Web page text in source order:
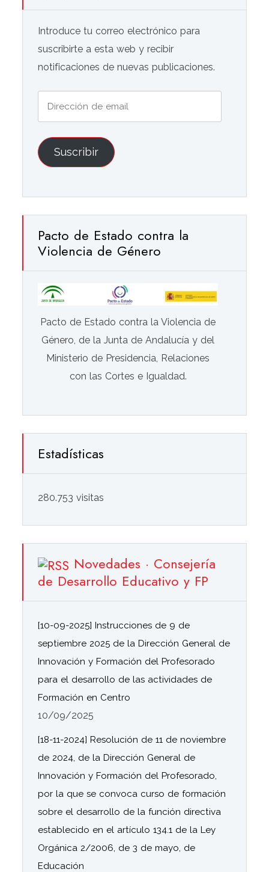
Introduce tu correo electrónico para
suscribirte a esta web y recibir
notificaciones de nuevas publicaciones.
email
Suscribir
Pacto de Estado contra la
Violencia de Género
Pacto de Estado contra la Violencia de
Género, de la Junta de Andalucía y del
Ministerio de Presidencia, Relaciones
con las Cortes e Igualdad.
Estadísticas
280.753 visitas
Novedades · Consejería
de Desarrollo Educativo y FP
[10-09-2025] Instrucciones de 9 de
septiembre 2025 de la Dirección General de
Innovación y Formación del Profesorado
para el desarrollo de las actividades de
Formación en Centro
10/09/2025
[18-11-2024] Resolución de 11 de noviembre
de 2024, de la Dirección General de
Innovación y Formación del Profesorado,
por la que se convoca curso de formación
sobre el desarrollo de la función directiva
establecido en el artículo 134.1 de la Ley
Orgánica 2/2006, de 3 de mayo, de
Educación